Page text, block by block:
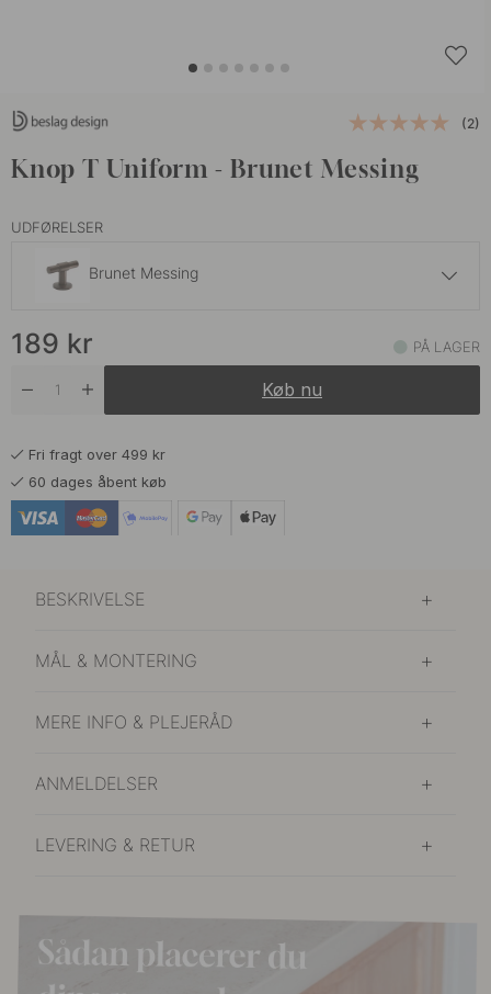
(2)
Knop T Uniform - Brunet Messing
UDFØRELSER
Brunet Messing
Børstet Rustfrit På lager
På lager
Eg/Børstet Rustfrit
149 kr
149 kr
189 kr PÅ LAGER
Køb nu
Fri fragt over 499 kr
60 dages åbent køb
BESKRIVELSE
MÅL & MONTERING
MERE INFO & PLEJERÅD
ANMELDELSER
LEVERING & RETUR